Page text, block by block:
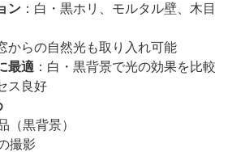
ン ：白・黒ホリ、モルタル壁、木目
からの自然光も取り入れ可能
最適 ：白・黒背景で光の効果を比較
ス良好
（黒背景）
撮影